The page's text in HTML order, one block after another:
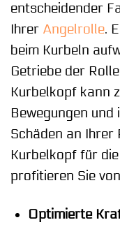
entscheidender
Ihrer Angelrolle.
beim Kurbeln
Getriebe der
Kurbelkopf kann
Bewegungen
Schäden an Ihrer
Kurbelkopf für die
profitieren Sie
Optimierte